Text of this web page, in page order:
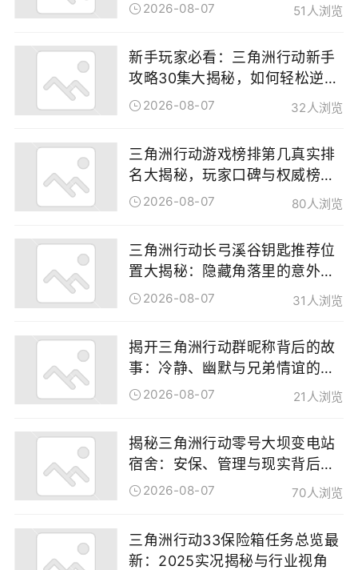
2026-08-07 51人浏览
新手玩家必看：三角洲行动新手
攻略30集大揭秘，如何轻松逆袭
全服2026-08-07 32人浏览
三角洲行动游戏榜排第几真实排
名大揭秘，玩家口碑与权威榜单
为何存在反差！
2026-08-07 80人浏览
三角洲行动长弓溪谷钥匙推荐位
置大揭秘：隐藏角落里的意外惊
喜与冷门干货
2026-08-07 31人浏览
揭开三角洲行动群昵称背后的故
事：冷静、幽默与兄弟情谊的交
织 2026-08-07 21人浏览
揭秘三角洲行动零号大坝变电站
宿舍：安保、管理与现实背后的
故事2026-08-07 70人浏览
三角洲行动33保险箱任务总览最
新：2025实况揭秘与行业视角